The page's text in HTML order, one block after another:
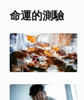
命運的測驗